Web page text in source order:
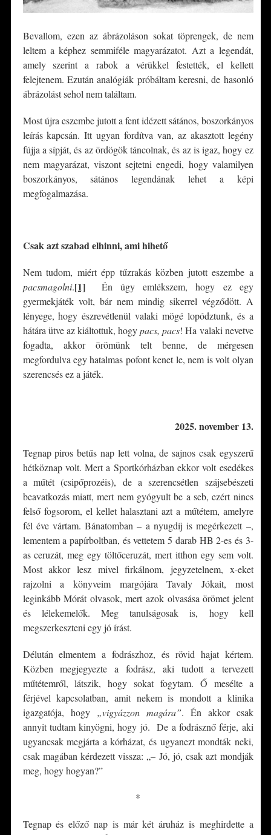
Bevallom, ezen az ábrázoláson sokat töprengek, de nem
leltem a képhez semmiféle magyarázatot. Azt a legendát,
amely szerint a rabok a vérükkel festették, el kellett
felejtenem. Ezután analógiák próbáltam keresni, de hasonló
ábrázolást sehol nem találtam.
Most újra eszembe jutott a fent idézett sátános, boszorkányos
leírás kapcsán. Itt ugyan fordítva van, az akasztott legény
fújja a sípját, és az ördögök táncolnak, és az is igaz, hogy ez
nem magyarázat, viszont sejtetni engedi, hogy valamilyen
boszorkányos, sátános legendának lehet a képi
megfogalmazása.
Csak azt szabad elhinni, ami hihető
Nem tudom, miért épp tűzrakás közben jutott eszembe a
pacsmagolni.[1]Én úgy emlékszem, hogy ez egy
gyermekjáték volt, bár nem mindig sikerrel végződött. A
lényege, hogy észrevétlenül valaki mögé lopództunk, és a
hátára ütve az kiáltottuk, hogypacs, pacs! Ha valaki nevetve
fogadta, akkor örömünk telt benne, de mérgesen
megfordulva egy hatalmas pofont kenet le, nem is volt olyan
szerencsés ez a játék.
2025. november 13.
Tegnap piros betűs nap lett volna, de sajnos csak egyszerű
hétköznap volt. Mert a Sportkórházban ekkor volt esedékes
a műtét (csipőprozéis), de a szerencsétlen szájsebészeti
beavatkozás miatt, mert nem gyógyult be a seb, ezért nincs
felső fogsorom, el kellet halasztani azt a műtétem, amelyre
fél éve vártam. Bánatomban – a nyugdíj is megérkezett –,
lementem a papírboltban, és vettetem 5 darab HB 2-es és 3-
as ceruzát, meg egy töltőceruzát, mert itthon egy sem volt.
Most akkor lesz mivel firkálnom, jegyzetelnem, x-eket
rajzolni a könyveim margójára Tavaly Jókait, most
leginkább Mórát olvasok, mert azok olvasása örömet jelent
és lélekemelők. Meg tanulságosak is, hogy kell
megszerkeszteni egy jó írást.
Délután elmentem a fodrászhoz, és rövid hajat kértem.
Közben megjegyezte a fodrász, aki tudott a tervezett
műtétemről, látszik, hogy sokat fogytam. Ő mesélte a
férjével kapcsolatban, amit nekem is mondott a klinika
igazgatója, hogy „vigyázzon magára”. Én akkor csak
annyit tudtam kinyögni, hogy jó. De a fodrásznő férje, aki
ugyancsak megjárta a kórházat, és ugyanezt mondták neki,
csak magában kérdezett vissza: „– Jó, jó, csak azt mondják
meg, hogy hogyan?”
*
Tegnap és előző nap is már két áruház is meghirdette a